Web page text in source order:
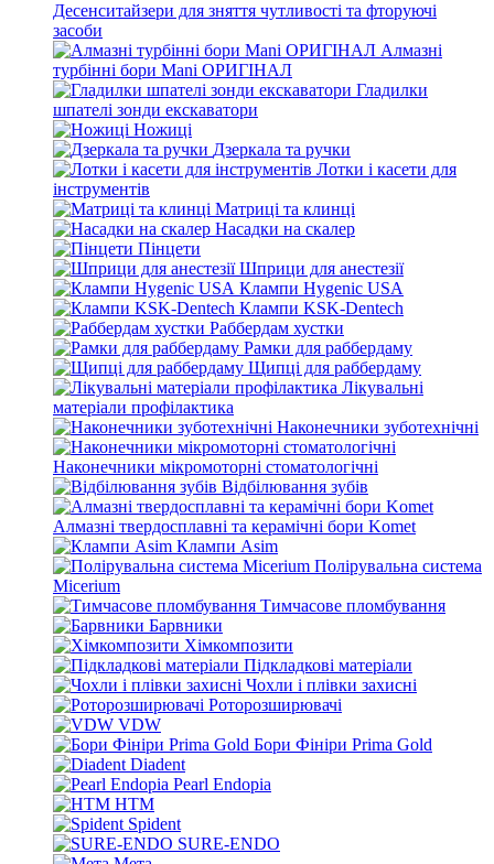
Десенситайзери для зняття чутливості та фторуючі
засоби
Алмазні
турбінні бори Mani ОРИГІНАЛ
Гладилки
шпателі зонди екскаватори
Ножиці
Дзеркала та ручки
Лотки і касети для
інструментів
Матриці та клинці
Насадки на скалер
Пінцети
Шприци для анестезії
Клампи Hygenic USA
Клампи KSK-Dentech
Раббердам хустки
Рамки для раббердаму
Щипці для раббердаму
Лікувальні
матеріали профілактика
Наконечники зуботехнічні
Наконечники мікромоторні стоматологічні
Відбілювання зубів
Алмазні твердосплавні та керамічні бори Komet
Клампи Asim
Полірувальна система
Micerium
Тимчасове пломбування
Барвники
Хімкомпозити
Підкладкові матеріали
Чохли і плівки захисні
Роторозширювачі
VDW
Бори Фініри Prima Gold
Diadent
Pearl Endopia
HTM
Spident
SURE-ENDO